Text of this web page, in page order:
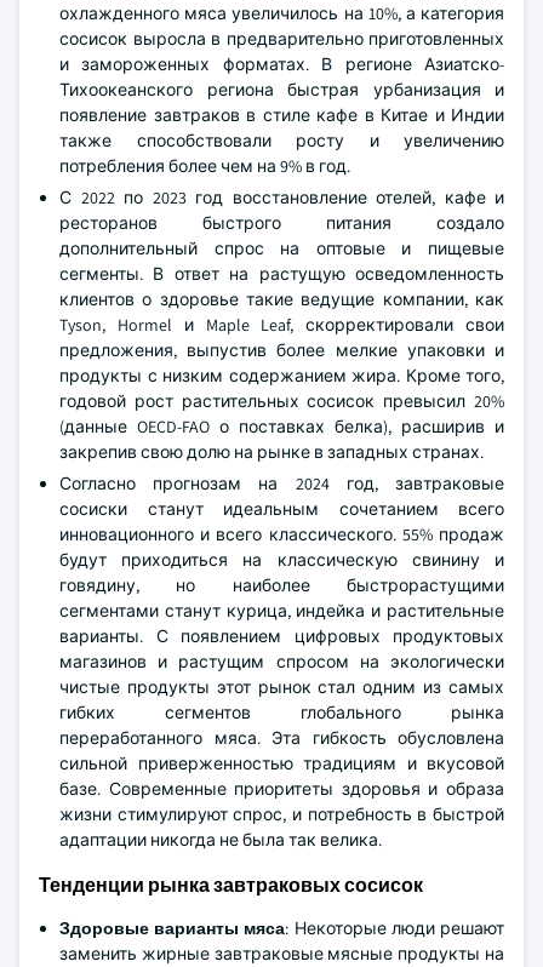
охлажденного мяса увеличилось на 10%, а категория
сосисок выросла в предварительно приготовленных
и замороженных форматах. В регионе Азиатско-
Тихоокеанского региона быстрая урбанизация и
появление завтраков в стиле кафе в Китае и Индии
также способствовали росту и увеличению
потребления более чем на 9% в год.
С 2022 по 2023 год восстановление отелей, кафе и
ресторанов быстрого питания создало
дополнительный спрос на оптовые и пищевые
сегменты. В ответ на растущую осведомленность
клиентов о здоровье такие ведущие компании, как
Tyson, Hormel и Maple Leaf, скорректировали свои
предложения, выпустив более мелкие упаковки и
продукты с низким содержанием жира. Кроме того,
годовой рост растительных сосисок превысил 20%
(данные OECD-FAO о поставках белка), расширив и
закрепив свою долю на рынке в западных странах.
Согласно прогнозам на 2024 год, завтраковые
сосиски станут идеальным сочетанием всего
инновационного и всего классического. 55% продаж
будут приходиться на классическую свинину и
говядину, но наиболее быстрорастущими
сегментами станут курица, индейка и растительные
варианты. С появлением цифровых продуктовых
магазинов и растущим спросом на экологически
чистые продукты этот рынок стал одним из самых
гибких сегментов глобального рынка
переработанного мяса. Эта гибкость обусловлена
сильной приверженностью традициям и вкусовой
базе. Современные приоритеты здоровья и образа
жизни стимулируют спрос, и потребность в быстрой
адаптации никогда не была так велика.
Тенденции рынка завтраковых сосисок
Здоровые варианты мяса: Некоторые люди решают
заменить жирные завтраковые мясные продукты на